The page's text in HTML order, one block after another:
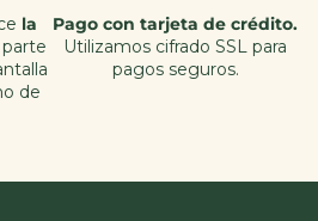
la
de
Pago con tarjeta de crédito.
Utilizamos cifrado SSL para
pagos seguros.